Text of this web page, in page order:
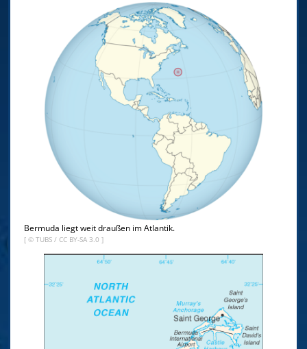
Bermuda liegt weit draußen im Atlantik.
[ © TUBS / CC BY-SA 3.0 ]